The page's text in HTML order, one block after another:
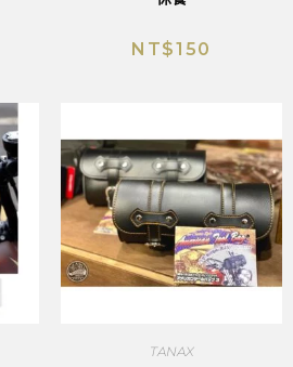
NT$150
TANAX